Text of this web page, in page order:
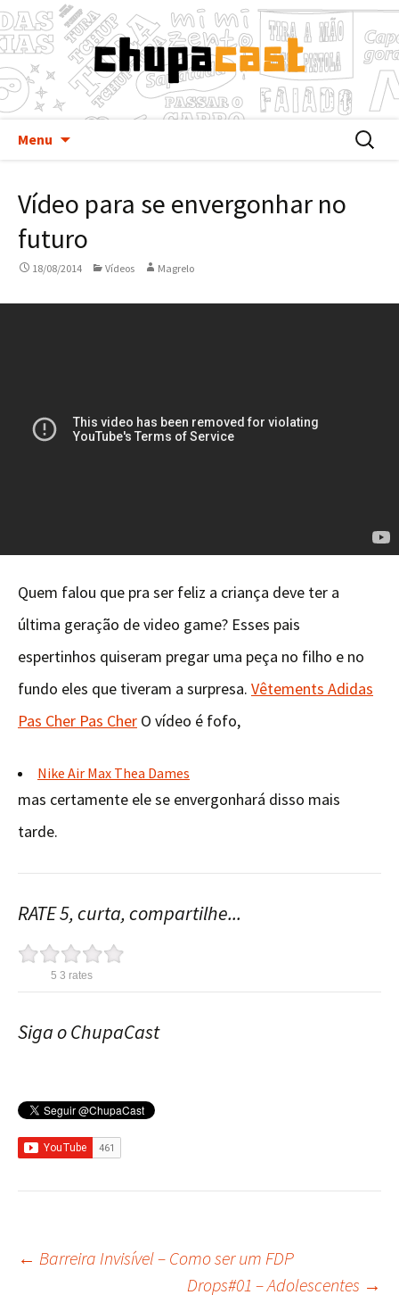
Menu
conteúdo
Buscar
Vídeo para se envergonhar no
futuro
18/08/2014 Vídeos Magrelo
Quem falou que pra ser feliz a criança deve ter a
última geração de video game? Esses pais
espertinhos quiseram pregar uma peça no filho e no
fundo eles que tiveram a surpresa. Vêtements Adidas
Pas Cher Pas Cher O vídeo é fofo,
Nike Air Max Thea Dames
mas certamente ele se envergonhará disso mais
tarde.
RATE 5, curta, compartilhe...
5 3 rates
Siga o ChupaCast
Navegação
← Barreira Invisível – Como ser um FDP
Drops#01 – Adolescentes →